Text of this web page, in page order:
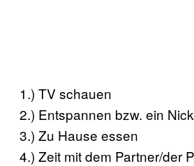
1.) TV schauen
2.) Entspannen bzw. ein
3.) Zu Hause essen
4.) Zeit mit dem Partner/der